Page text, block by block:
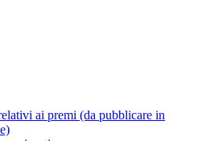
ai premi (da pubblicare in